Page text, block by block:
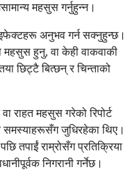
महसुस गर्नुहुन्न।
अनुभव गर्न सक्नुहुन्छ।
महसुस हुनु, वा केही वाकवाकी
छिट्टै बित्छन् र चिन्ताको
राहत महसुस गरेको रिपोर्ट
समस्याहरूसँग जुधिरहेका थिए।
तपाईं राम्रोसँग प्रतिक्रिया
निगरानी गर्नेछ।